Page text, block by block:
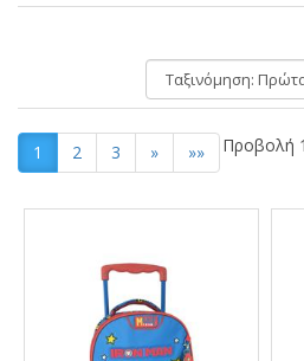
Ταξινόμηση:
1 2 3 » »» Προβολή
Αποτελέσματα